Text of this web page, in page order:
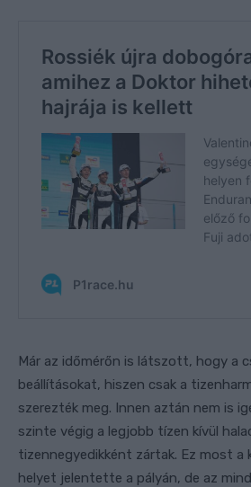
Már az időmérőn is látszott, hogy a
beállításokat, hiszen csak a
szerezték meg. Innen aztán nem is
szinte végig a legjobb tízen kívül
tizennegyedikként zártak. Ez most a
helyet jelentette a pályán, de az